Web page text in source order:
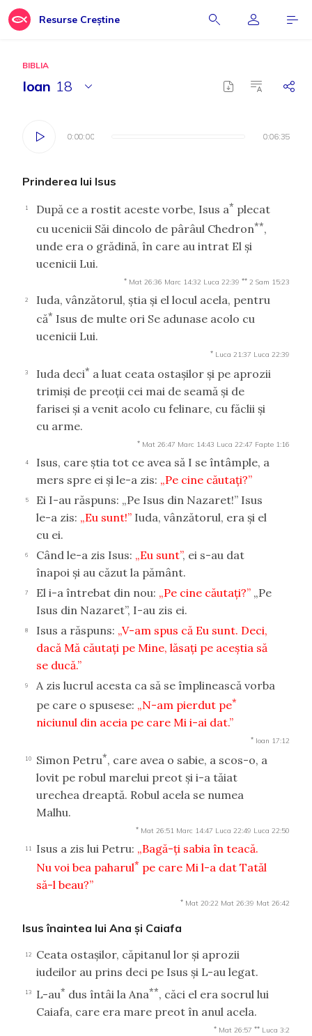
Resurse Creștine
BIBLIA
Ioan 18
0:00:00 0:06:35
0:00:00 0:06:35
Prinderea lui Isus
1 După ce a rostit aceste vorbe, Isus a* plecat
cu ucenicii Săi dincolo de pârâul Chedron**,
unde era o grădină, în care au intrat El şi
ucenicii Lui.
* Mat 26:36 Marc 14:32 Luca 22:39 ** 2 Sam 15:23
2
Iuda, vânzătorul, ştia şi el locul acela, pentru
că* Isus de multe ori Se adunase acolo cu
ucenicii Lui.
* Luca 21:37 Luca 22:39
3 Iuda deci* a luat ceata ostaşilor şi pe aprozii
trimişi de preoţii cei mai de seamă şi de
farisei şi a venit acolo cu felinare, cu făclii şi
cu arme.
* Mat 26:47 Marc 14:43 Luca 22:47 Fapte 1:16
4
Isus, care ştia tot ce avea să I se întâmple, a
mers spre ei şi le-a zis: „Pe cine căutaţi?”
5
Ei I-au răspuns: „Pe Isus din Nazaret!” Isus
le-a zis: „Eu sunt!” Iuda, vânzătorul, era şi el
cu ei.
6 Când le-a zis Isus: „Eu sunt”, ei s-au dat
înapoi şi au căzut la pământ.
7 El i-a întrebat din nou: „Pe cine căutaţi?” „Pe
Isus din Nazaret”, I-au zis ei.
8 Isus a răspuns: „V-am spus că Eu sunt. Deci,
dacă Mă căutaţi pe Mine, lăsaţi pe aceştia să
se ducă.”
9
A zis lucrul acesta ca să se împlinească vorba
pe care o spusese: „N-am pierdut pe*
niciunul din aceia pe care Mi i-ai dat.”
* Ioan 17:12
10 Simon Petru*, care avea o sabie, a scos-o, a
lovit pe robul marelui preot şi i-a tăiat
urechea dreaptă. Robul acela se numea
Malhu.
* Mat 26:51 Marc 14:47 Luca 22:49 Luca 22:50
11 Isus a zis lui Petru: „Bagă-ţi sabia în teacă.
Nu voi bea paharul* pe care Mi l-a dat Tatăl
să-l beau?”
* Mat 20:22 Mat 26:39 Mat 26:42
Isus înaintea lui Ana şi Caiafa
12
Ceata ostaşilor, căpitanul lor şi aprozii
iudeilor au prins deci pe Isus şi L-au legat.
13 L-au* dus întâi la Ana**, căci el era socrul lui
Caiafa, care era mare preot în anul acela.
* Mat 26:57 ** Luca 3:2